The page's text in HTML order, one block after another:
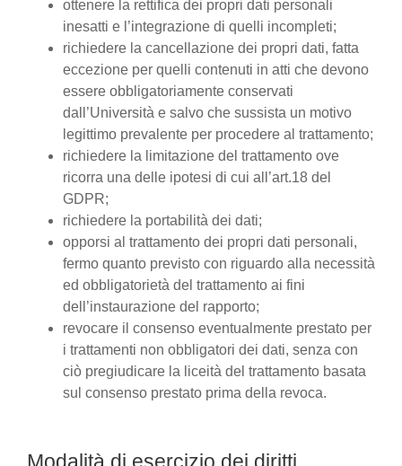
ottenere la rettifica dei propri dati personali
inesatti e l’integrazione di quelli incompleti;
richiedere la cancellazione dei propri dati, fatta
eccezione per quelli contenuti in atti che devono
essere obbligatoriamente conservati
dall’Università e salvo che sussista un motivo
legittimo prevalente per procedere al trattamento;
richiedere la limitazione del trattamento ove
ricorra una delle ipotesi di cui all’art.18 del
GDPR;
richiedere la portabilità dei dati;
opporsi al trattamento dei propri dati personali,
fermo quanto previsto con riguardo alla necessità
ed obbligatorietà del trattamento ai fini
dell’instaurazione del rapporto;
revocare il consenso eventualmente prestato per
i trattamenti non obbligatori dei dati, senza con
ciò pregiudicare la liceità del trattamento basata
sul consenso prestato prima della revoca.